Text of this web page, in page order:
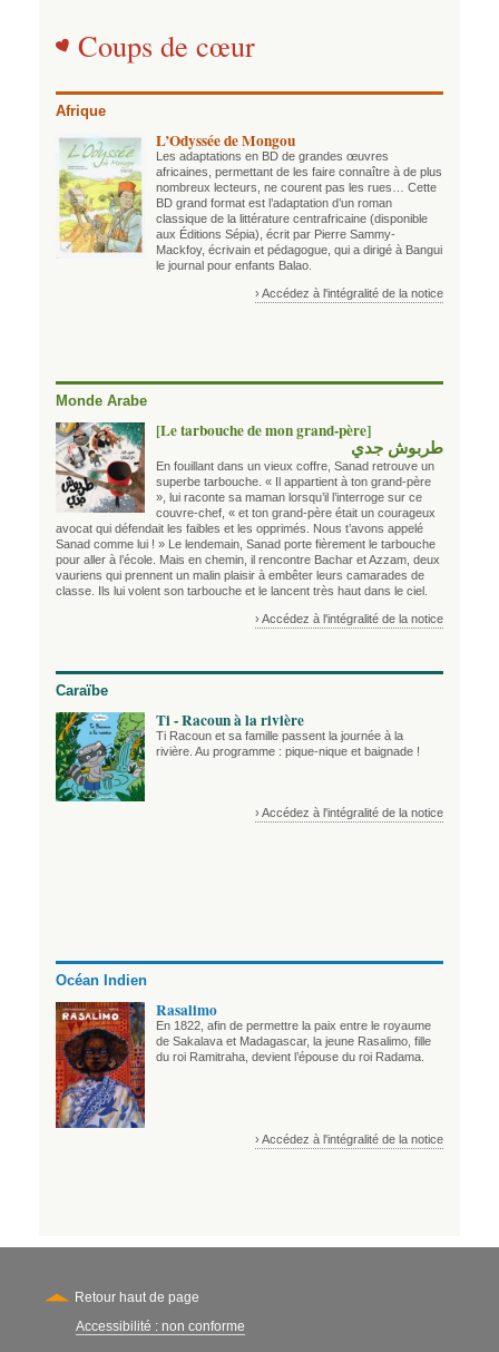
Coups de cœur
Afrique
L’Odyssée de Mongou
Les adaptations en BD de grandes œuvres
africaines, permettant de les faire connaître à de plus
nombreux lecteurs, ne courent pas les rues… Cette
BD grand format est l’adaptation d’un roman
classique de la littérature centrafricaine (disponible
aux Éditions Sépia), écrit par Pierre Sammy-
Mackfoy, écrivain et pédagogue, qui a dirigé à Bangui
le journal pour enfants Balao.
› Accédez à l'intégralité de la notice
Monde Arabe
[Le tarbouche de mon grand-père]
طربوش جدي
En fouillant dans un vieux coffre, Sanad retrouve un
superbe tarbouche. « Il appartient à ton grand-père
», lui raconte sa maman lorsqu’il l’interroge sur ce
couvre-chef, « et ton grand-père était un courageux
avocat qui défendait les faibles et les opprimés. Nous t’avons appelé
Sanad comme lui ! » Le lendemain, Sanad porte fièrement le tarbouche
pour aller à l’école. Mais en chemin, il rencontre Bachar et Azzam, deux
vauriens qui prennent un malin plaisir à embêter leurs camarades de
classe. Ils lui volent son tarbouche et le lancent très haut dans le ciel.
› Accédez à l'intégralité de la notice
Caraïbe
Ti - Racoun à la rivière
Ti Racoun et sa famille passent la journée à la
rivière. Au programme : pique-nique et baignade !
› Accédez à l'intégralité de la notice
Océan Indien
Rasalimo
En 1822, afin de permettre la paix entre le royaume
de Sakalava et Madagascar, la jeune Rasalimo, fille
du roi Ramitraha, devient l’épouse du roi Radama.
› Accédez à l'intégralité de la notice
Retour haut de page
Secondary
Accessibilité : non conforme